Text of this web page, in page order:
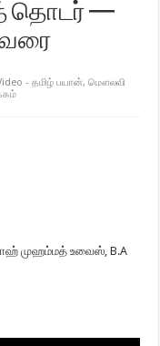
தொடர் —
- தமிழ் பயான்,மௌலவி
முஹம்மத் உவைஸ், B.A